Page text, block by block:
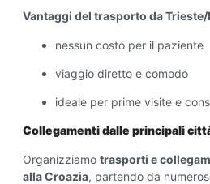
Vantaggi del trasporto da
nessun costo per il paziente
viaggio diretto e comodo
ideale per prime visite e
Collegamenti dalle principali
Organizziamo trasporti e
alla Croazia, partendo da